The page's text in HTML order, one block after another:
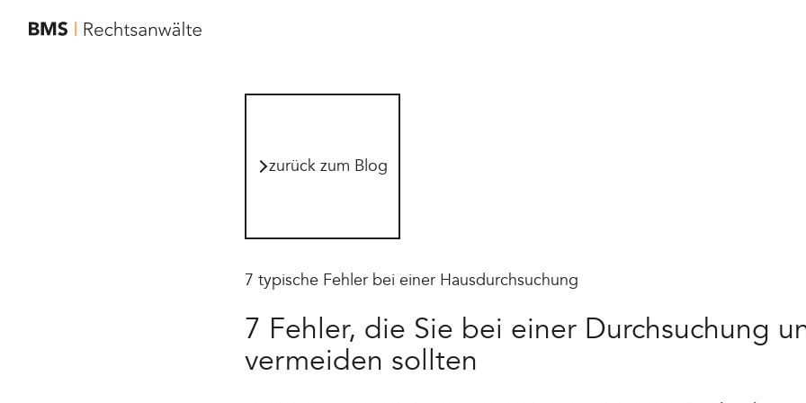
zur Startseite von BMS Rechtsanwälte
zurück zum Blog
7 typische Fehler bei einer Hausdurchsuchung
7 Fehler, die Sie bei einer Durchsuchung
vermeiden sollten